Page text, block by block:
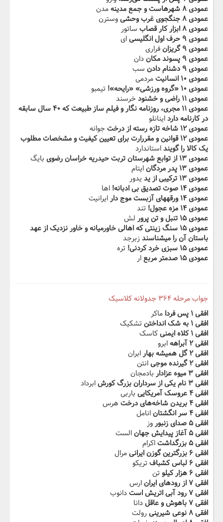
عمودی ۸ شهرهاست و جمع مدینه
مدن
عمودی ۸ جنگجوی غرب وحشی
وسترن
عمودی ۸ ابزار کار قصاب
ساتور
عمودی ۹ حرف اول انگلیسی
ای
عمودی ۹ گریزان
فراری
عمودی ۹ پسوند‬‫ مکان
دان
عمودی ۹ دشنام دادن
سب
عمودی ۱۰ انسانیت
مردمی
عمودی ۱۰ «گروه ورزشی» «رایحه»!
تیمبو
عمودی ۱۱ راضی و خشنود
خرسند
عمودی ۱۱ مجری، روزنامه ‌نگار و فیلم ‌ساز طبیعت که ۴۰ ‬‫‬‫سال سابقه
در کارنامه دارداینانلو
عمودی ۱۲ شاخه تازه رسته از درخت
جوانه
عمودی ۱۲ قوانین و مقررارت برای تعیین کیفیت و مشخصات مطلوب
یک کالا‬‫ را گویند
استاندارد
عمودی ۱۳ از توابع شهرستان تربت حیدریه خراسان رضوی
بایگ
عمودی ۱۳ پدر مردگان
ایتام
عمودی ۱۳ ترکیبی از ید
یدور
عمودی ۱۴ صوت تصدیق بی ادبانه!
اها
عمودی ۱۴ ورقه‬‫های آزبست موج دار
ایرانیت
عمودی ۱۴ مزه عجول!
تند
عمودی ۱۵ تنبل و تن پرور
لش
عمودی ۱۵ سنگ زینتی که اهالی خاورمیانه و خاور نزدیک از عهد
باستان آن را می‬‫شناسند
زبرجد
عمودی ۱۵ سبزی خرد کردنی!
تره
عمودی ۱۵ صدمتر مربع‬
ار
جواب مرحله ۳۶۴ جدولانه کلاسیک
افقی ۱ پس فردا
ماکر
افقی ۱ به شک انداختن
تشکیک
افقی ۱ کلاه ایمنی‬‫
کاسک
افقی ۲ آبراهه
ابرو
افقی ۲ گل همیشه بهار
ابران
افقی ۲ گیرنده موجی
انتن
افقی ۳ میوه عزادار‬‫
بادمجان
افقی ۳ نام یکی از سرداران بزرگ کورش
ابرداد
افقی ۴ عروسک آمریکایی‬‫
باربی
افقی ۴ بریدن شاخه‌های درخت
هرس
افقی ۴ سر انگشتان
انامل
افقی ۵ صدای زنبور‬‫
وز
افقی ۵ آغاز پیدایش جهان
الست
افقی ۵ بزرگداشت
اکرام
افقی ۶ بزرگترین گوزن‬‫ ایرانی
مرال
افقی ۶ لباس کشباف
تریکو
افقی ۶ هزار کیلو
تن
افقی ۷ از رودهای ایران
ارس
افقی ۷ ‬‫رود آبی اتریش است
دانوب
افقی ۷ باهوش و عاقل
دانا
افقی ۸ نوعی شیرینی‬‫
رولت